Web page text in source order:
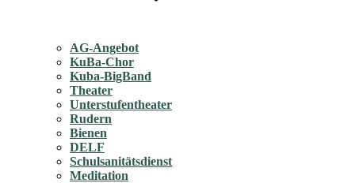
AG-Angebot
KuBa-Chor
Kuba-BigBand
Theater
Unterstufentheater
Rudern
Bienen
DELF
Schulsanitätsdienst
Meditation